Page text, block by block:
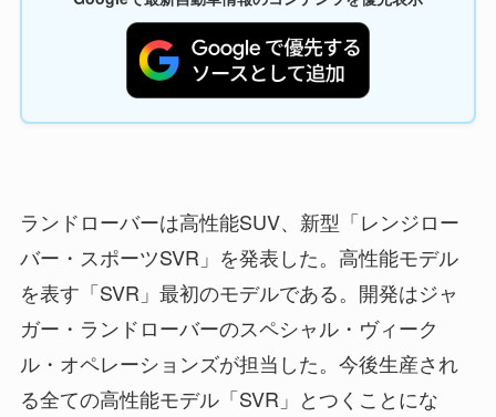
ランドローバーは高性能SUV、新型「レンジロー
バー・スポーツSVR」を発表した。高性能モデル
を表す「SVR」最初のモデルである。開発はジャ
ガー・ランドローバーのスペシャル・ヴィーク
ル・オペレーションズが担当した。今後生産され
る全ての高性能モデル「SVR」とつくことにな